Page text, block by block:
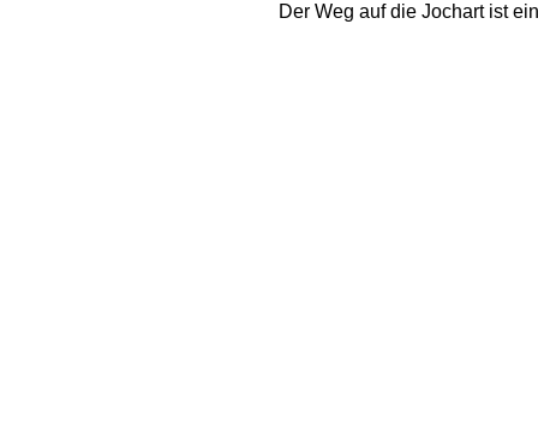
Der Weg auf die Jochart ist